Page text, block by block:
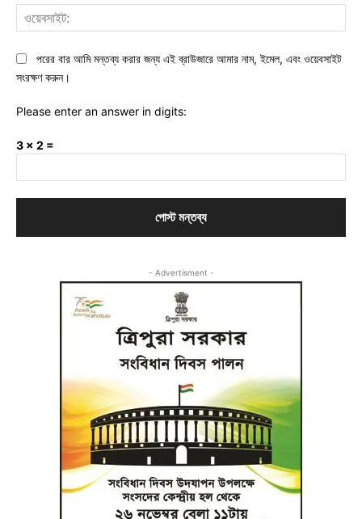
পরের বার আমি মন্তব্য করার জন্য এই ব্রাউজারে আমার নাম, ইমেল, এবং ওয়েবসাইট
সংরক্ষণ করুন।
Please enter an answer in digits:
3 × 2 =
- Advertisment -